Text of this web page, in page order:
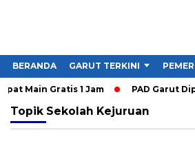
BERANDA GARUT TERKINI
Main Gratis 1 Jam PAD Garut
Topik Sekolah Kejuruan